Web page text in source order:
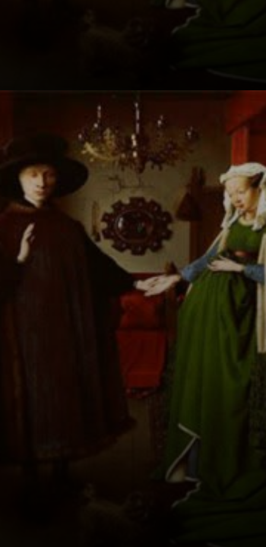
Ein Paar im
Zimmer: was
steckt hinter
diesem einfachen
Bild?